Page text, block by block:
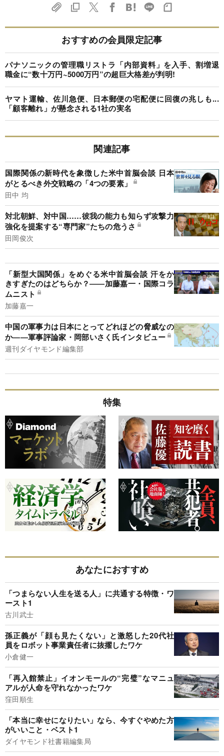
おすすめの会員限定記事
パナソニックの管理職リストラ「内部資料」を入手、割増退
職金に“数十万円~5000万円”の超巨大格差が判明!
ヤマト運輸、佐川急便、日本郵便の宅配便に回復の兆しも...
「顧客離れ」が懸念される1社の実名
関連記事
国際関係の新時代を象徴した米中首脳会談 日本
がとるべき外交戦略の「4つの要素」
田中 均
対北朝鮮、対中国……彼我の能力も知らず攻撃力
強化を提案する“専門家”たちの危うさ
田岡俊次
「新型大国関係」をめぐる米中首脳会談 汗をか
きすぎたのはどちらか？――加藤嘉一・国際コラ
ムニスト
加藤嘉一
中国の軍事力は日本にとってどれほどの脅威なの
か――軍事評論家・岡部いさく氏インタビュー
週刊ダイヤモンド編集部
特集
あなたにおすすめ
「つまらない人生を送る人」に共通する特徴・ワ
ースト1
古川武士
孫正義が「顔も見たくない」と激怒した20代社
員をロボット事業責任者に抜擢したワケ
小倉健一
「再入館禁止」イオンモールの“完璧”なマニュ
アルが人命を守れなかったワケ
窪田順生
「本当に幸せになりたい」なら、今すぐやめた方
がいいこと・ベスト1
ダイヤモンド社書籍編集局